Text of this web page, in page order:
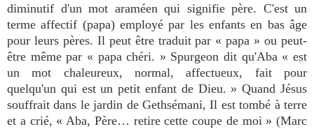
diminutif d'un mot araméen qui signifie père. C'est un
terme affectif (papa) employé par les enfants en bas âge
pour leurs pères. Il peut être traduit par « papa » ou peut-
être même par « papa chéri. » Spurgeon dit qu'Aba « est
un mot chaleureux, normal, affectueux, fait pour
quelqu'un qui est un petit enfant de Dieu. » Quand Jésus
souffrait dans le jardin de Gethsémani, Il est tombé à terre
et a crié, « Aba, Père… retire cette coupe de moi » (Marc